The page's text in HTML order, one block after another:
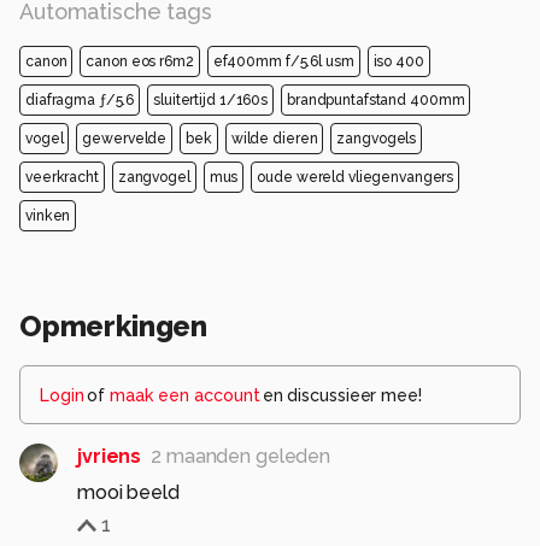
Automatische tags
canon canon eos r6m2 ef400mm f/5.6l usm iso 400
diafragma ƒ/5.6 sluitertijd 1/160s brandpuntafstand 400mm
vogel gewervelde bek wilde dieren zangvogels
veerkracht zangvogel mus oude wereld vliegenvangers
vinken
Opmerkingen
Loginof maak een account en discussieer mee!
jvriens 2 maanden geleden
mooi beeld
1